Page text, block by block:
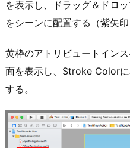
を表示し、ドラッグ＆ドロ
をシーンに配置する（紫矢印
黄枠のアトリビュートイン
面を表示し、Stroke Color
する。